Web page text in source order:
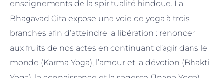
enseignements de la spiritualité hindoue. La
Bhagavad Gita expose une voie de yoga à trois
branches afin d’atteindre la libération : renoncer
aux fruits de nos actes en continuant d’agir dans le
monde (Karma Yoga), l’amour et la dévotion (Bhakti